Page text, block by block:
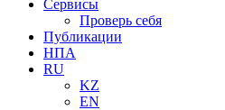
Сервисы
Проверь себя
Публикации
НПА
RU
KZ
EN